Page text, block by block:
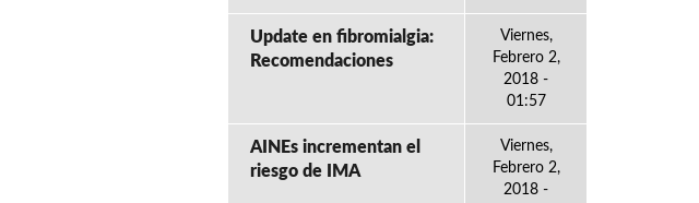
Update en fibromialgia:
Recomendaciones
Viernes,
Febrero 2,
2018 -
01:57
AINEs incrementan el
riesgo de IMA
Viernes,
Febrero 2,
2018 -